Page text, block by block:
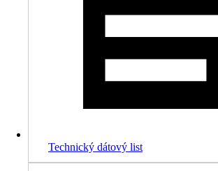
Technický dátový list